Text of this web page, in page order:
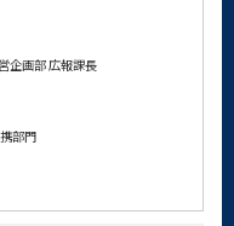
企画部 広報課長
部門